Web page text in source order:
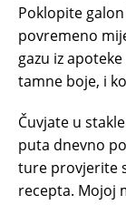
Poklopite
povremeno
gazu iz
tamne boje, i
Čuvjate u
puta dnevno
ture provjerite
recepta. Mojoj